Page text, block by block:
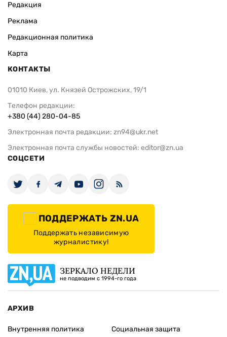
Редакция
Реклама
Редакционная политика
Карта
КОНТАКТЫ
01010 Киев, ул. Князей Острожских, 19/1
Телефон редакции:
+380 (44) 280-04-85
Электронная почта редакции: zn94@ukr.net
Электронная почта службы новостей: editor@zn.ua
СОЦСЕТИ
ПОДДЕРЖАТЬ ZN.UA
Поддержать независимую
журналистику!
ЗЕРКАЛО НЕДЕЛИ
не подводим с 1994-го года
АРХИВ
Внутренняя политика
Социальная защита